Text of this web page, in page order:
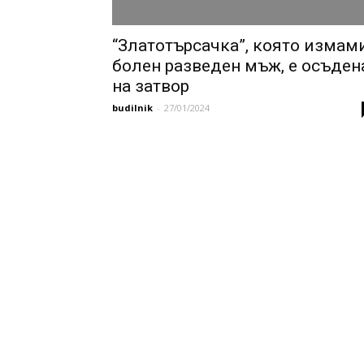
“Златотърсачка”, която
болен разведен мъж, е
на затвор
budilnik - 27/01/2024